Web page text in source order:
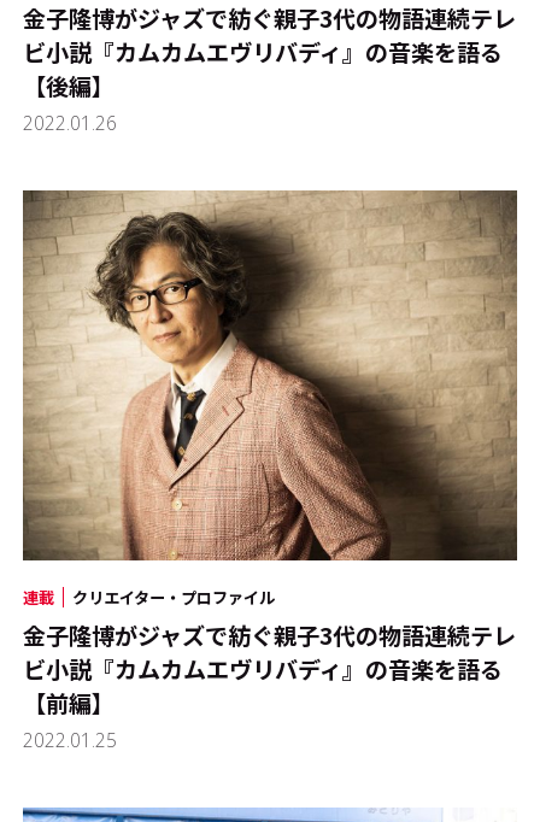
金子隆博がジャズで紡ぐ親子3代の物語――連続テレ
ビ小説『カムカムエヴリバディ』の音楽を語る
【後編】
2022.01.26
連載 クリエイター・プロファイル
金子隆博がジャズで紡ぐ親子3代の物語――連続テレ
ビ小説『カムカムエヴリバディ』の音楽を語る
【前編】
2022.01.25